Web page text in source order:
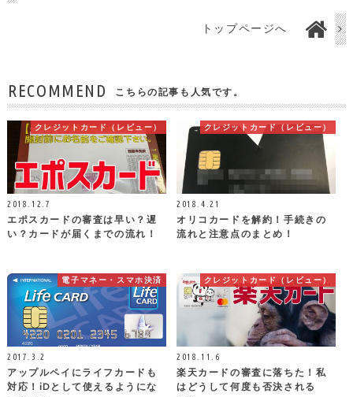
トップページへ
RECOMMEND こちらの記事も人気です。
クレジットカード（レビュー）
2018.12.7
エポスカードの審査は早い？遅
い？カードが届くまでの流れ！
クレジットカード（レビュー）
2018.4.21
オリコカードを解約！手続きの
流れと注意点のまとめ！
電子マネー・スマホ決済
2017.3.2
アップルペイにライフカードも
対応！iDとして使えるようにな
クレジットカード（レビュー）
2018.11.6
楽天カードの審査に落ちた！私
はどうして何度も否決される